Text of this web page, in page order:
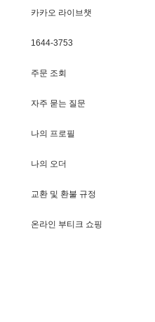
카카오 라이브챗
1644-3753
주문 조회
자주 묻는 질문
나의 프로필
나의 오더
교환 및 환불 규정
온라인 부티크 쇼핑